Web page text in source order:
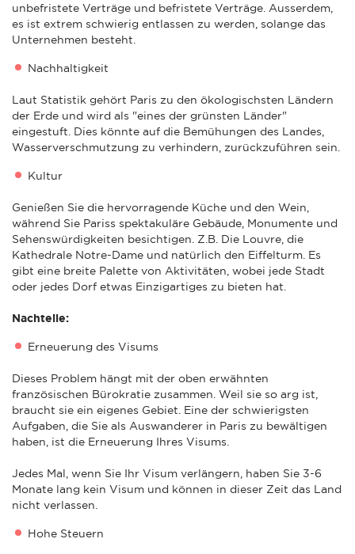
unbefristete Verträge und befristete Verträge. Ausserdem,
es ist extrem schwierig entlassen zu werden, solange das
Unternehmen besteht.
Nachhaltigkeit
Laut Statistik gehört Paris zu den ökologischsten Ländern
der Erde und wird als "eines der grünsten Länder"
eingestuft. Dies könnte auf die Bemühungen des Landes,
Wasserverschmutzung zu verhindern, zurückzuführen sein.
Kultur
Genießen Sie die hervorragende Küche und den Wein,
während Sie Pariss spektakuläre Gebäude, Monumente und
Sehenswürdigkeiten besichtigen. Z.B. Die Louvre, die
Kathedrale Notre-Dame und natürlich den Eiffelturm. Es
gibt eine breite Palette von Aktivitäten, wobei jede Stadt
oder jedes Dorf etwas Einzigartiges zu bieten hat.
Nachteile:
Erneuerung des Visums
Dieses Problem hängt mit der oben erwähnten
französischen Bürokratie zusammen. Weil sie so arg ist,
braucht sie ein eigenes Gebiet. Eine der schwierigsten
Aufgaben, die Sie als Auswanderer in Paris zu bewältigen
haben, ist die Erneuerung Ihres Visums.
Jedes Mal, wenn Sie Ihr Visum verlängern, haben Sie 3-6
Monate lang kein Visum und können in dieser Zeit das Land
nicht verlassen.
Hohe Steuern